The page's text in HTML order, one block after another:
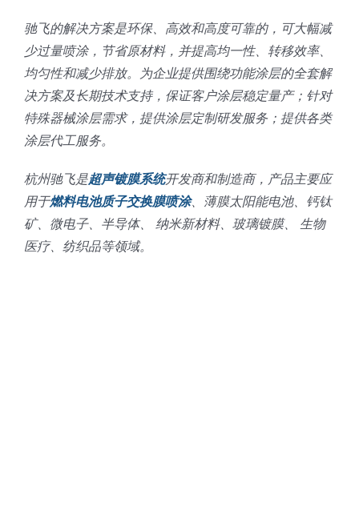
驰飞的解决方案是环保、高效和高度可靠的，可大幅减
少过量喷涂，节省原材料，并提高均一性、转移效率、
均匀性和减少排放。为企业提供围绕功能涂层的全套解
决方案及长期技术支持，保证客户涂层稳定量产；针对
特殊器械涂层需求，提供涂层定制研发服务；提供各类
涂层代工服务。
杭州驰飞是超声镀膜系统开发商和制造商，产品主要应
用于燃料电池质子交换膜喷涂、薄膜太阳能电池、钙钛
矿、微电子、半导体、 纳米新材料、玻璃镀膜、 生物
医疗、纺织品等领域。